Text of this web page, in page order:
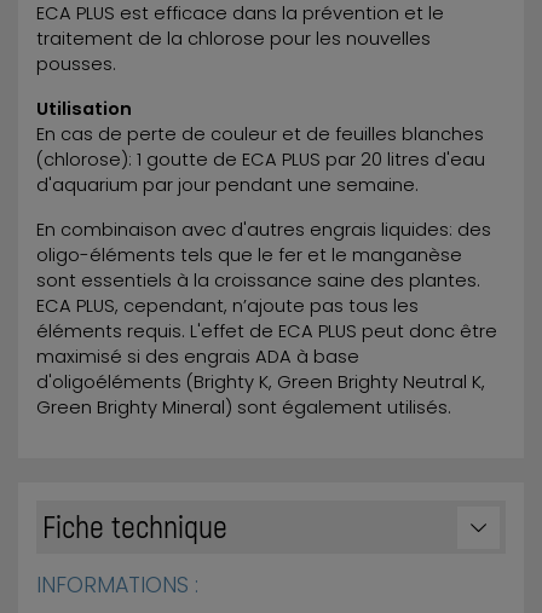
ECA PLUS est efficace dans la prévention et le
traitement de la chlorose pour les nouvelles
pousses.
Utilisation
En cas de perte de couleur et de feuilles blanches
(chlorose): 1 goutte de ECA PLUS par 20 litres d'eau
d'aquarium par jour pendant une semaine.
En combinaison avec d'autres engrais liquides: des
oligo-éléments tels que le fer et le manganèse
sont essentiels à la croissance saine des plantes.
ECA PLUS, cependant, n’ajoute pas tous les
éléments requis. L'effet de ECA PLUS peut donc être
maximisé si des engrais ADA à base
d'oligoéléments (Brighty K, Green Brighty Neutral K,
Green Brighty Mineral) sont également utilisés.
Fiche technique
INFORMATIONS :